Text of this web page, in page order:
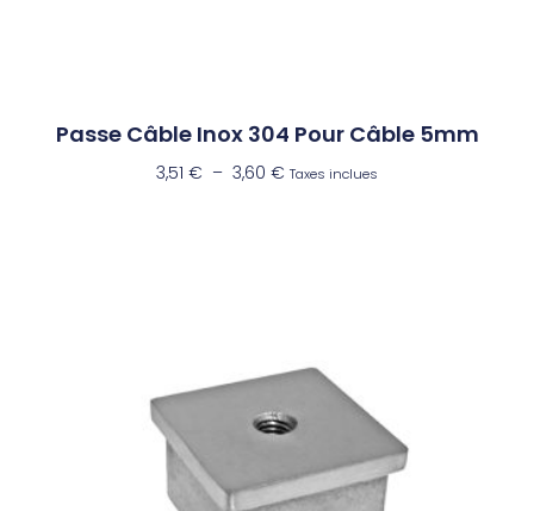
Passe Câble Inox 304 Pour Câble 5mm
3,51 € – 3,60 € Taxes inclues